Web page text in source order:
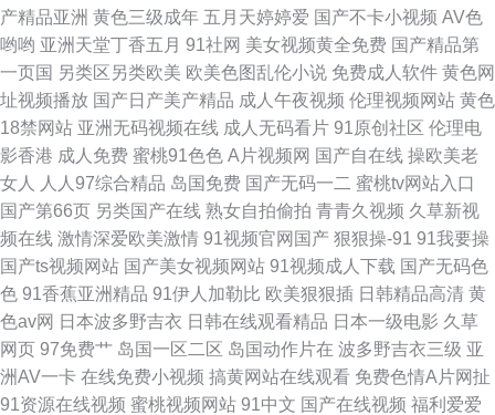
产精品亚洲 黄色三级成年 五月天婷婷爱 国产不卡小视频 AV色
哟哟 亚洲天堂丁香五月 91社网 美女视频黄全免费 国产精品第
一页国 另类区另类欧美 欧美色图乱伦小说 免费成人软件 黄色网
址视频播放 国产日产美产精品 成人午夜视频 伦理视频网站 黄色
18禁网站 亚洲无码视频在线 成人无码看片 91原创社区 伦理电
影香港 成人免费 蜜桃91色色 A片视频网 国产自在线 操欧美老
女人
人人97综合精品 岛国免费 国产无码一二 蜜桃tv网站入口
国产第66页 另类国产在线 熟女自拍偷拍 青青久视频 久草新视
频在线 激情深爱欧美激情 91视频官网国产 狠狠操-91 91我要操
国产ts视频网站 国产美女视频网站 91视频成人下载 国产无码色
色 91香蕉亚洲精品 91伊人加勒比 欧美狠狠插 日韩精品高清 黄
色av网 日本波多野吉衣 日韩在线观看精品 日本一级电影 久草
网页 97免费艹 岛国一区二区 岛国动作片在 波多野吉衣三级 亚
洲AV一卡 在线免费小视频 搞黄网站在线观看 免费色情A片网扯
91资源在线视频 蜜桃视频网站 91中文 国产在线视频 福利爱爱